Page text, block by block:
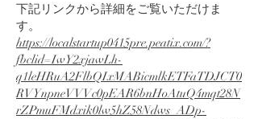
下記リンクから詳細をご覧いただけま
す。
https://localstartup0415pre.peatix.com/?
fbclid=IwY2xjawLh-
q1leHRuA2FlbQIxMABicmlkETFaTDJCT0
RVYnpneVVVc0pEAR6bnHoAtuQ4mqt28N
rZPmuFMdxik0lw5hZ58Ndws_ADp-